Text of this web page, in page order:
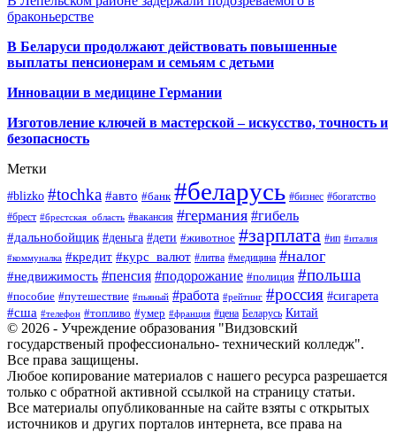
браконьерстве
В Беларуси продолжают действовать повышенные
выплаты пенсионерам и семьям с детьми
Инновации в медицине Германии
Изготовление ключей в мастерской – искусство, точность и
безопасность
Метки
#blizko #tochka #авто #банк #беларусь #бизнес #богатство
#брест #брестская_область #вакансия #германия #гибель
#дальнобойщик #деньга #дети #животное #зарплата #ип #италия
#коммуналка #кредит #курс_валют #литва #медицина #налог
#недвижимость #пенсия #подорожание #полиция #польша
#пособие #путешествие #пьяный #работа #рейтинг #россия #сигарета
#сша #телефон #топливо #умер #франция #цена Беларусь Китай
© 2026 - Учреждение образования "Видзовский
государственый профессионально- технический колледж".
Все права защищены.
Любое копирование материалов с нашего ресурса разрешается
только с обратной активной ссылкой на страницу статьи.
Все материалы опубликованные на сайте взяты с открытых
источников и других порталов интернета, все права на